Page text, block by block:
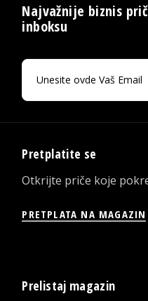
Najvažnije biznis
inboksu
Pretplatite se
Otkrijte priče koje
PRETPLATA NA MAGAZIN
Prelistaj magazin